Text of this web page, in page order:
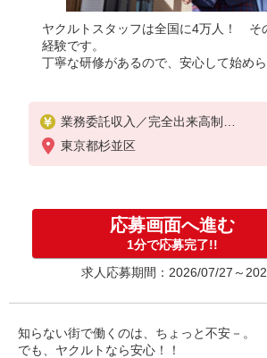
ヤクルトスタッフは全国に4万人！ そ
経験です。
丁寧な研修があるので、安心して始めら
業務委託収入／完全出来高制
◎週3日〜OK◎扶養の範囲内OK
◎扶養の範囲を超えた高収入も応相談
週5日9時-15時の場合 月15万円〜
◆ノルマ・買取りなし！
※研修制度あり
収入保障期間：12か月
東京都杉並区
応募画面へ進む
1分で応募完了!!
求人応募期間：2026/07/27～
知らない街で働くのは、ちょっと不安－。
でも、ヤクルトなら安心！！